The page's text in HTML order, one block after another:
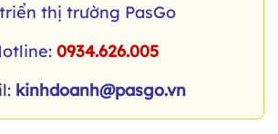
triển thị trường PasGo
0934.626.005
kinhdoanh@pasgo.vn